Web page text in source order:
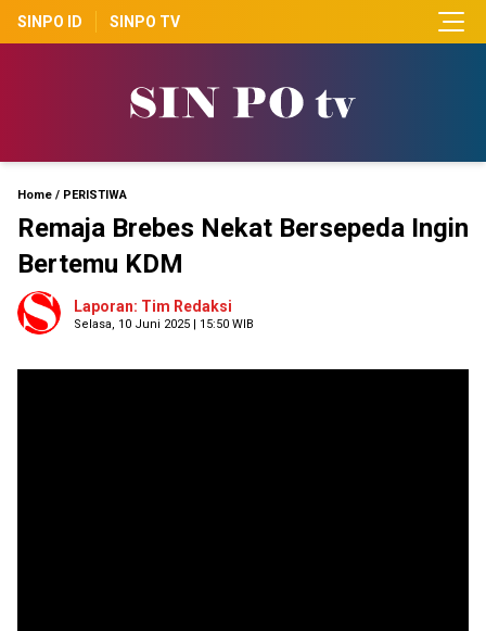
SINPO ID SINPO TV
Home / PERISTIWA
Remaja Brebes Nekat Bersepeda Ingin
Bertemu KDM
Laporan: Tim Redaksi
Selasa, 10 Juni 2025 | 15:50 WIB